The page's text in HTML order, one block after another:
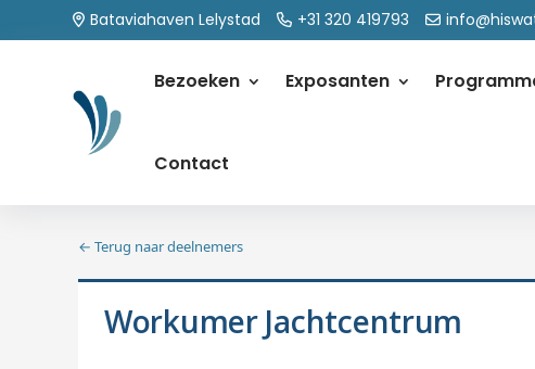
Bataviahaven Lelystad +31 320 419793
Bezoeken Exposanten
Contact
← Terug naar deelnemers
Workumer Jachtcentrum